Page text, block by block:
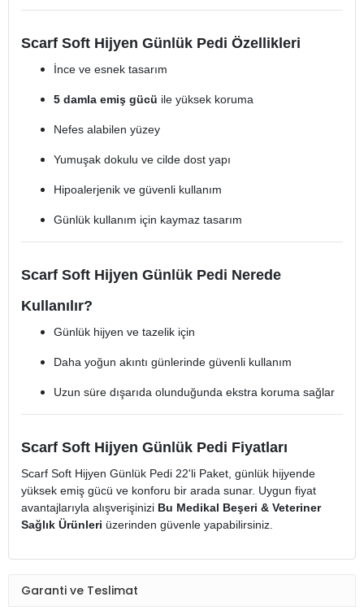
Scarf Soft Hijyen Günlük Pedi Özellikleri
İnce ve esnek tasarım
5 damla emiş gücü ile yüksek koruma
Nefes alabilen yüzey
Yumuşak dokulu ve cilde dost yapı
Hipoalerjenik ve güvenli kullanım
Günlük kullanım için kaymaz tasarım
Scarf Soft Hijyen Günlük Pedi Nerede
Kullanılır?
Günlük hijyen ve tazelik için
Daha yoğun akıntı günlerinde güvenli kullanım
Uzun süre dışarıda olunduğunda ekstra koruma sağlar
Scarf Soft Hijyen Günlük Pedi Fiyatları
Scarf Soft Hijyen Günlük Pedi 22'li Paket, günlük hijyende
yüksek emiş gücü ve konforu bir arada sunar. Uygun fiyat
avantajlarıyla alışverişinizi Bu Medikal Beşeri & Veteriner
Sağlık Ürünleri üzerinden güvenle yapabilirsiniz.
Garanti ve Teslimat